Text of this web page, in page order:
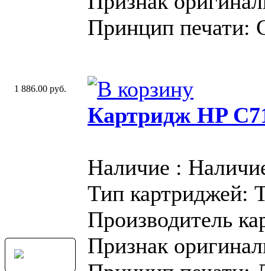
Принцип печати:
1 886.00 руб.
Картридж HP
Наличие :
Тип картриджей:
Производитель
Признак